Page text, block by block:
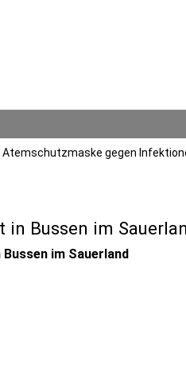
gegen
Bussen im
im Sauerland